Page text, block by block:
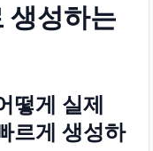
생성하는
떻게 실제
르게 생성하